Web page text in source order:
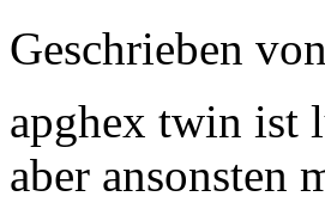
Geschrieben von
apghex twin ist
aber ansonsten